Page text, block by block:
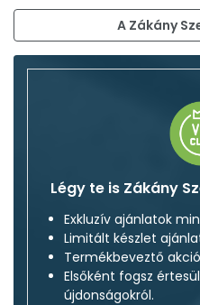
A Zákány
Légy te is Zákány
Exkluzív ajánlatok
Limitált készlet
Termékbeveztő
Elsőként fogsz
újdonságokról.